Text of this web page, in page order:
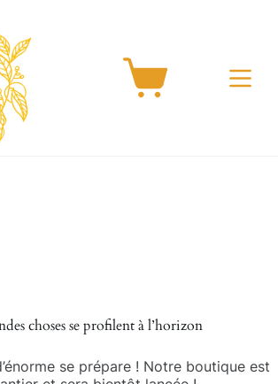
Panier
d’achat
choses se profilent à l’horizon
se prépare ! Notre boutique est